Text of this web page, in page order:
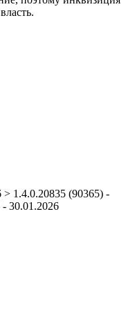
> 1.4.0.20835 (90365) -
30.01.2026